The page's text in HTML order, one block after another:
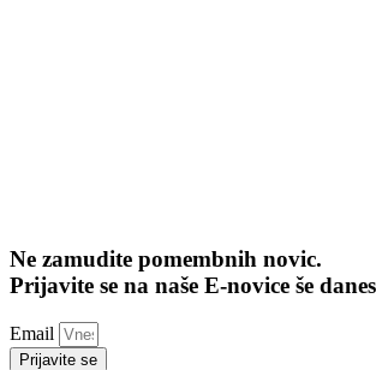
Ne zamudite pomembnih novic.
Prijavite se na naše E-novice še
Email
Prijavite se